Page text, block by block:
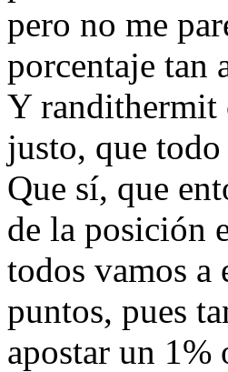
pero no me
porcentaje tan
Y randithermit
justo, que
Que sí, que
de la posición
todos vamos a
puntos, pues
apostar un